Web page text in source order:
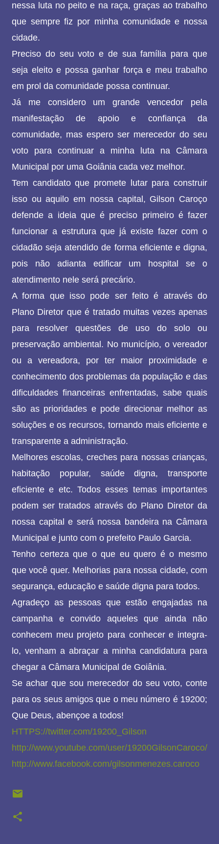
nessa luta no peito e na raça, graças ao trabalho
que sempre fiz por minha comunidade e nossa
cidade.
Preciso do seu voto e de sua família para que
seja eleito e possa ganhar força e meu trabalho
em prol da comunidade possa continuar.
Já me considero um grande vencedor pela
manifestação de apoio e confiança da
comunidade, mas espero ser merecedor do seu
voto para continuar a minha luta na Câmara
Municipal por uma Goiânia cada vez melhor.
Tem candidato que promete lutar para construir
isso ou aquilo em nossa capital, Gilson Caroço
defende a ideia que é preciso primeiro é fazer
funcionar a estrutura que já existe fazer com o
cidadão seja atendido de forma eficiente e digna,
pois não adianta edificar um hospital se o
atendimento nele será precário.
A forma que isso pode ser feito é através do
Plano Diretor que é tratado muitas vezes apenas
para resolver questões de uso do solo ou
preservação ambiental. No município, o vereador
ou a vereadora, por ter maior proximidade e
conhecimento dos problemas da população e das
dificuldades financeiras enfrentadas, sabe quais
são as prioridades e pode direcionar melhor as
soluções e os recursos, tornando mais eficiente e
transparente a administração.
Melhores escolas, creches para nossas crianças,
habitação popular, saúde digna, transporte
eficiente e etc. Todos esses temas importantes
podem ser tratados através do Plano Diretor da
nossa capital e será nossa bandeira na Câmara
Municipal e junto com o prefeito Paulo Garcia.
Tenho certeza que o que eu quero é o mesmo
que você quer. Melhorias para nossa cidade, com
segurança, educação e saúde digna para todos.
Agradeço as pessoas que estão engajadas na
campanha e convido aqueles que ainda não
conhecem meu projeto para conhecer e integra-
lo, venham a abraçar a minha candidatura para
chegar a Câmara Municipal de Goiânia.
Se achar que sou merecedor do seu voto, conte
para os seus amigos que o meu número é 19200;
Que Deus, abençoe a todos!
HTTPS://twitter.com/19200_Gilson
http://www.youtube.com/user/19200GilsonCaroco/
http://www.facebook.com/gilsonmenezes.caroco